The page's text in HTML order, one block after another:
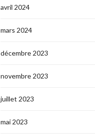
avril 2024
mars 2024
décembre 2023
novembre 2023
juillet 2023
mai 2023